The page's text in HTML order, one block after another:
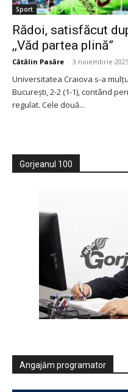
Sport
Rădoi, satisfăcut
,,Văd partea plină”
Cătălin Pasăre - 3 noiembrie
Universitatea Craiova s-a
București, 2-2 (1-1), contând
regulat. Cele două...
Gorjeanul 100
Angajăm programator